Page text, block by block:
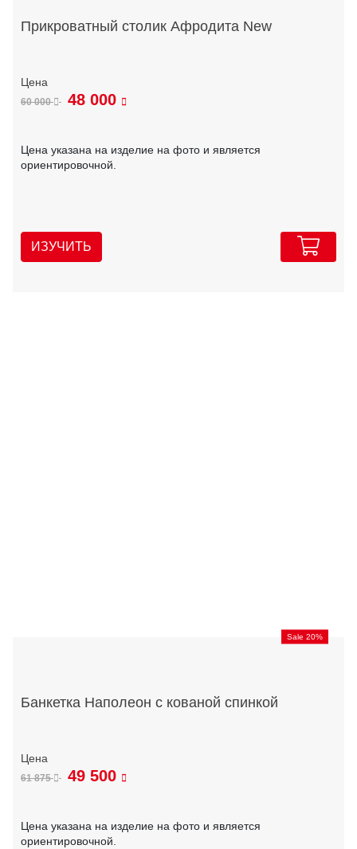
Прикроватный столик Афродита New
60 000 48 000
Цена указана на изделие на фото и является
ориентировочной.
ИЗУЧИТЬ
Sale 20%
Банкетка Наполеон с кованой спинкой
61 875 49 500
Цена указана на изделие на фото и является
ориентировочной.